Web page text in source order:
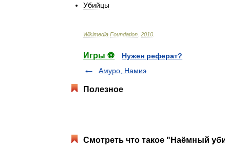
Убийцы
Wikimedia Foundation 2010
Игры ⚽
Нужен реферат?
Амуро, Намиэ
Полезное
Смотреть что такое "Наёмный